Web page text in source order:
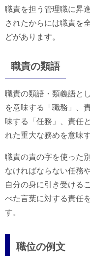
職責を担う管理職に昇
されたからには職責を
どがあります。
職責の類語
職責の類語・類義語と
を意味する「職務」、
味する「任務」、責任
れた重大な務めを意味
職責の責の字を使った
なければならない任務
自分の身に引き受ける
べた言葉に対する責任
す。
職位の例文